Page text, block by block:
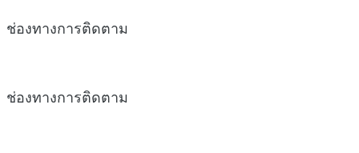
ช่องทางการติดตาม
ช่องทางการติดตาม